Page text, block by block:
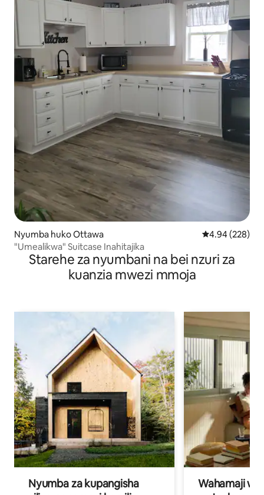
Nyumba huko Ottawa Ukadiriaji wa
4.94 (228)
"Umealikwa" Suitcase Inahitajika
Starehe za nyumbani na bei nzuri za
kuanzia mwezi mmoja
Nyumba za kupangisha
Wahamaji